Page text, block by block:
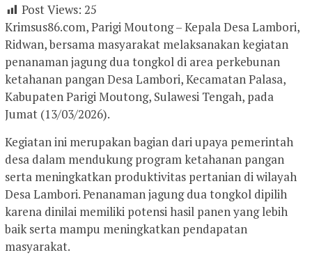
Post Views: 25
Krimsus86.com, Parigi Moutong – Kepala Desa Lambori,
Ridwan, bersama masyarakat melaksanakan kegiatan
penanaman jagung dua tongkol di area perkebunan
ketahanan pangan Desa Lambori, Kecamatan Palasa,
Kabupaten Parigi Moutong, Sulawesi Tengah, pada
Jumat (13/03/2026).
Kegiatan ini merupakan bagian dari upaya pemerintah
desa dalam mendukung program ketahanan pangan
serta meningkatkan produktivitas pertanian di wilayah
Desa Lambori. Penanaman jagung dua tongkol dipilih
karena dinilai memiliki potensi hasil panen yang lebih
baik serta mampu meningkatkan pendapatan
masyarakat.